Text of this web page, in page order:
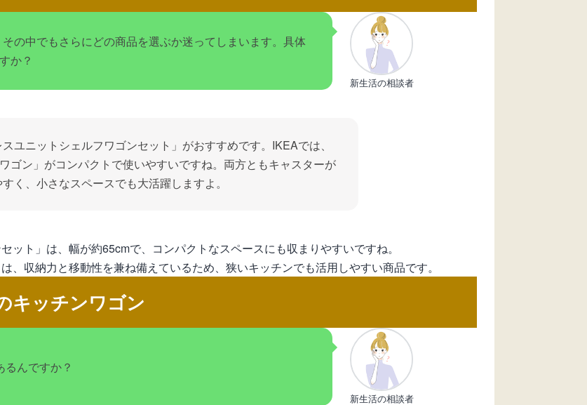
の中でもさらにどの商品を選ぶか迷ってしまいます。具体
か？
新生活の相談者
ユニットシェルフワゴンセット」がおすすめです。IKEAでは、
ゴン」がコンパクトで使いやすいですね。両方ともキャスターが
く、小さなスペースでも大活躍しますよ。
ット」は、幅が約65cmで、コンパクトなスペースにも収まりやすいですね。
、収納力と移動性を兼ね備えているため、狭いキッチンでも活用しやすい商品です。
キッチンワゴン
んですか？
新生活の相談者